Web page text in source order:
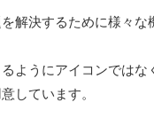
解決するために様々な
ようにアイコンではな
しています。